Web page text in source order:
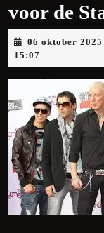
voor de
06 oktober 2025
15:07